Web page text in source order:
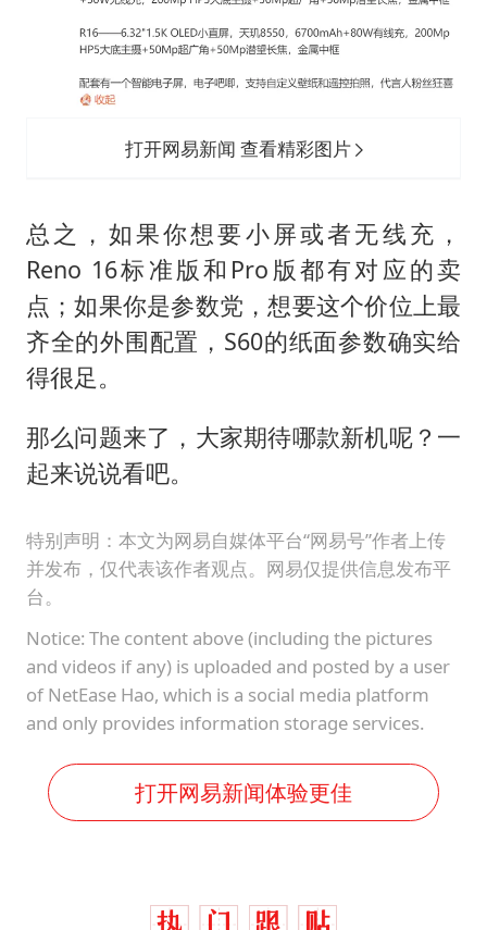
打开网易新闻 查看精彩图片
总之，如果你想要小屏或者无线充，
Reno 16标准版和Pro版都有对应的卖
点；如果你是参数党，想要这个价位上最
齐全的外围配置，S60的纸面参数确实给
得很足。
那么问题来了，大家期待哪款新机呢？一
起来说说看吧。
特别声明：本文为网易自媒体平台“网易号”作者上传
并发布，仅代表该作者观点。网易仅提供信息发布平
台。
Notice: The content above (including the pictures
and videos if any) is uploaded and posted by a user
of NetEase Hao, which is a social media platform
and only provides information storage services.
打开网易新闻体验更佳